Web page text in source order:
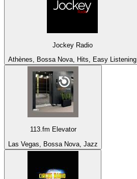
Jockey Radio
Athènes, Bossa Nova, Hits, Easy Listening
113.fm Elevator
Las Vegas, Bossa Nova, Jazz